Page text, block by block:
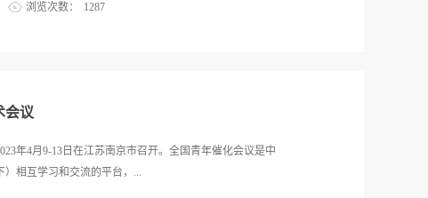
浏览次数： 1287
会议
年4月9-13日在江苏南京市召开。全国青年催化会议是中
）相互学习和交流的平台，...